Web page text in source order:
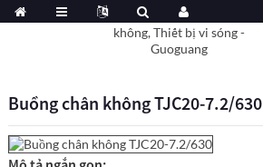
Buồng chân không TJC20-7.2/630